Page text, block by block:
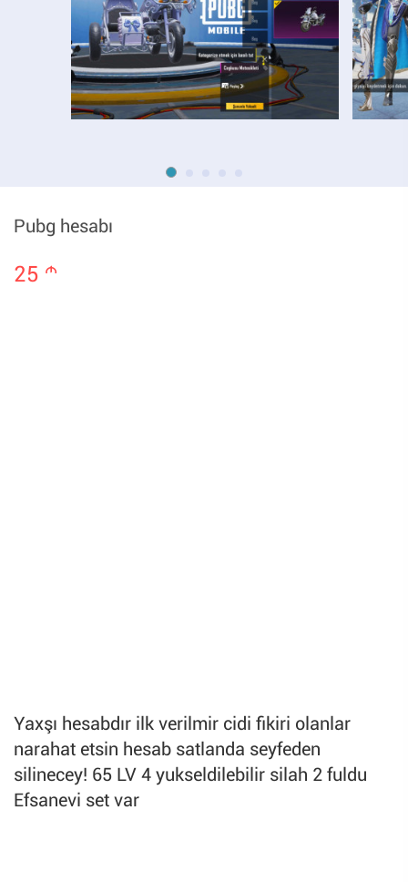
Pubg hesabı
25 m
Yaxşı hesabdır ilk verilmir cidi fikiri olanlar
narahat etsin hesab satlanda seyfeden
silinecey! 65 LV 4 yukseldilebilir silah 2 fuldu
Efsanevi set var